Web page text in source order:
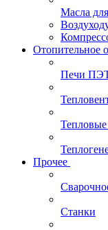
Масла
Отопительное
Печи
Тепловые
Прочее
Станки